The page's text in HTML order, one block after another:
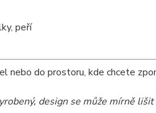
peří
nebo do prostoru, kde chcete
design se může mírně lišit